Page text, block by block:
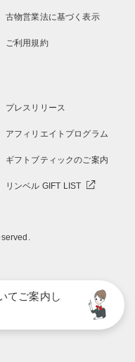
古物営業法に基づく表示
ご利用規約
プレスリリース
アフィリエイトプログラム
ギフトブティックのご案内
リンベル GIFT LIST
てご案内し